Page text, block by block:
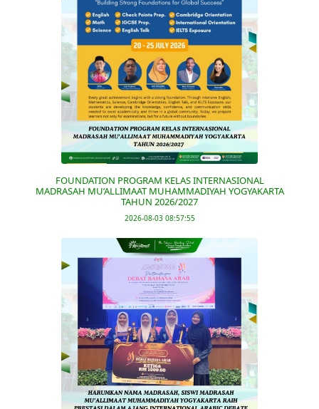
FOUNDATION PROGRAM KELAS INTERNASIONAL
MADRASAH MU’ALLIMAAT MUHAMMADIYAH YOGYAKARTA
TAHUN 2026/2027
2026-08-03 08:57:55